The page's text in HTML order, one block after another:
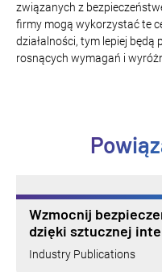
związanych z
firmy mogą wykorzystać te
działalności, tym lepiej
rosnących wymagań i
Wzmocnij
dzięki sztucznej
Industry Publications